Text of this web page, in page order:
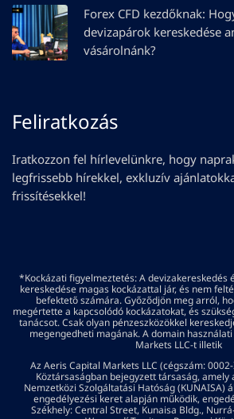
Forex CFD kezdőknak:
devizapárok kereskedése
vásárolnánk?
Feliratkozás
Iratkozzon fel hírlevelünkre, hogy
legfrissebb hírekkel, exkluzív
frissítésekkel!
*Kockázati figyelmeztetés: A devizakereskedés
kereskedése magas kockázattal jár, és nem
befektető számára. Győződjön meg arról,
megértette a kapcsolódó kockázatokat, és
tanácsot. Csak olyan pénzeszközökkel
megengedheti magának. A domain
Markets LLC-t illetik
Az Aeris Capital Markets LLC (cégszám:
Köztársaságban bejegyzett társaság, amely
Nemzetközi Szolgáltatási Hatóság (KUNAISA)
engedélyezési keret alapján működik,
Székhely: Central Street, Kunaisa Bldg.,